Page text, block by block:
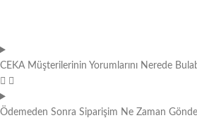
CEKA Müşterilerinin Yorumlarını Nerede
Ödemeden Sonra Siparişim Ne Zaman